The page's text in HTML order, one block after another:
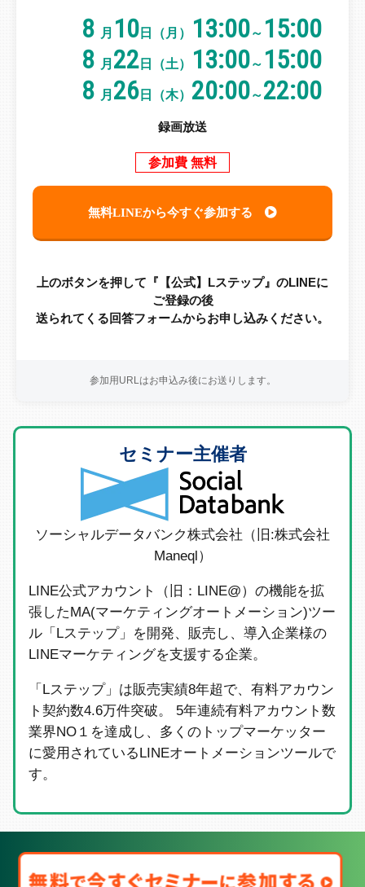
8 月 10日（月） 13:00～ 15:00
8 月 22日（土） 13:00～ 15:00
8 月 26日（木） 20:00～22:00
録画放送
参加費 無料
無料LINEから今すぐ参加する
上のボタンを押して『【公式】Lステップ』のLINEに
ご登録の後
送られてくる回答フォームからお申し込みください。
参加用URLはお申込み後にお送りします。
セミナー主催者
ソーシャルデータバンク株式会社（旧:株式会社
Maneql）
LINE公式アカウント（旧：LINE@）の機能を拡
張したMA(マーケティングオートメーション)ツー
ル「Lステップ」を開発、販売し、導入企業様の
LINEマーケティングを支援する企業。
「Lステップ」は販売実績8年超で、有料アカウン
ト契約数4.6万件突破。 5年連続有料アカウント数
業界NO１を達成し、多くのトップマーケッター
に愛用されているLINEオートメーションツールで
す。